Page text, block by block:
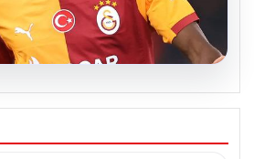
korkutan Victor